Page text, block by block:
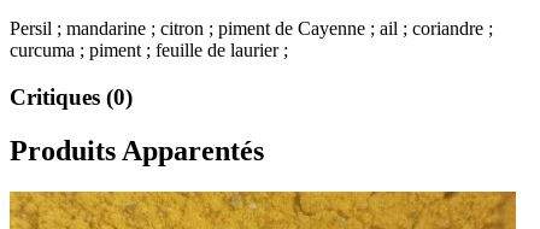
Persil ; mandarine ; citron ; piment de Cayenne ; ail ; coriandre ;
curcuma ; piment ; feuille de laurier ;
Critiques (0)
Produits Apparentés